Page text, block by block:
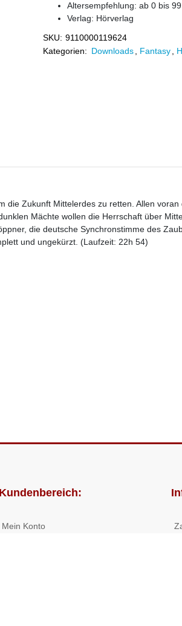
Altersempfehlung: ab 0 bis
Verlag: Hörverlag
SKU: 9110000119624
Kategorien: Downloads Fantasy
die Zukunft Mittelerdes zu retten. Allen
Mächte wollen die Herrschaft über
die deutsche Synchronstimme des
und ungekürzt. (Laufzeit: 22h 54)
Kundenbereich:
Mein Konto